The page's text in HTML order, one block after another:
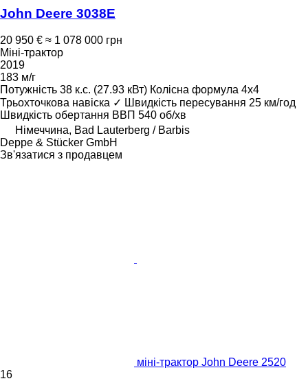
John Deere 3038E
20 950 € ≈ 1 078 000 грн
Міні-трактор
2019
183 м/г
Потужність 38 к.с. (27.93 кВт) Колісна формула 4x4
Трьохточкова навіска ✓ Швидкість пересування 25 км/год
Швидкість обертання ВВП 540 об/хв
Німеччина, Bad Lauterberg / Barbis
Deppe & Stücker GmbH
Зв'язатися з продавцем
міні-трактор John Deere 2520
16